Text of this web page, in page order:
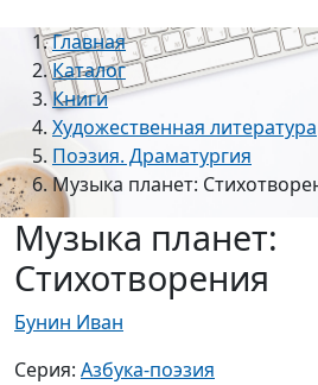
Главная
Каталог
Книги
Художественная литература
Поэзия. Драматургия
Музыка планет:
Музыка планет:
Стихотворения
Бунин Иван
Серия: Азбука-поэзия